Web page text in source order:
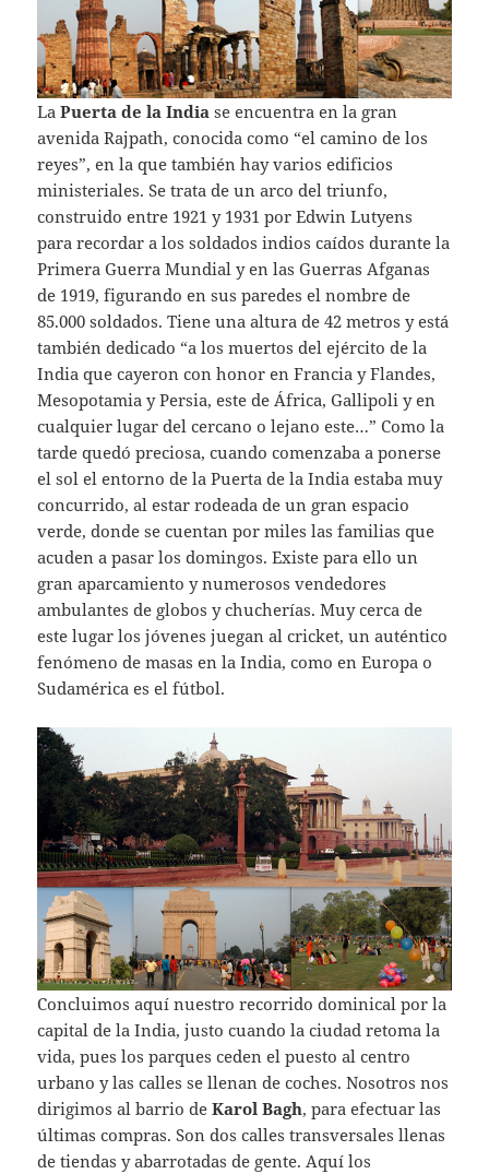
LaPuerta de la India se encuentra en la gran
avenida Rajpath, conocida como “el camino de los
reyes”, en la que también hay varios edificios
ministeriales. Se trata de un arco del triunfo,
construido entre 1921 y 1931 por Edwin Lutyens
para recordar a los soldados indios caídos durante la
Primera Guerra Mundial y en las Guerras Afganas
de 1919, figurando en sus paredes el nombre de
85.000 soldados. Tiene una altura de 42 metros y está
también dedicado “a los muertos del ejército de la
India que cayeron con honor en Francia y Flandes,
Mesopotamia y Persia, este de África, Gallipoli y en
cualquier lugar del cercano o lejano este…” Como la
tarde quedó preciosa, cuando comenzaba a ponerse
el sol el entorno de la Puerta de la India estaba muy
concurrido, al estar rodeada de un gran espacio
verde, donde se cuentan por miles las familias que
acuden a pasar los domingos. Existe para ello un
gran aparcamiento y numerosos vendedores
ambulantes de globos y chucherías. Muy cerca de
este lugar los jóvenes juegan al cricket, un auténtico
fenómeno de masas en la India, como en Europa o
Sudamérica es el fútbol.
Concluimos aquí nuestro recorrido dominical por la
capital de la India, justo cuando la ciudad retoma la
vida, pues los parques ceden el puesto al centro
urbano y las calles se llenan de coches. Nosotros nos
dirigimos al barrio deKarol Bagh, para efectuar las
últimas compras. Son dos calles transversales llenas
de tiendas y abarrotadas de gente. Aquí los